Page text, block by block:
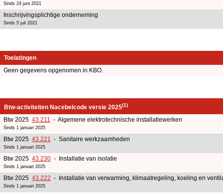
Sinds 24 juni 2021
Inschrijvingsplichtige onderneming
Sinds 5 juli 2021
Toelatingen
Geen gegevens opgenomen in KBO.
Btw-activiteiten Nacebelcode versie 2025(1)
Btw 2025 43.211 - Algemene elektrotechnische installatiewerken
Sinds 1 januari 2025
Btw 2025 43.221 - Sanitaire werkzaamheden
Sinds 1 januari 2025
Btw 2025 43.230 - Installatie van isolatie
Sinds 1 januari 2025
Btw 2025 43.222 - Installatie van verwarming, klimaatregeling, koeling en
Sinds 1 januari 2025